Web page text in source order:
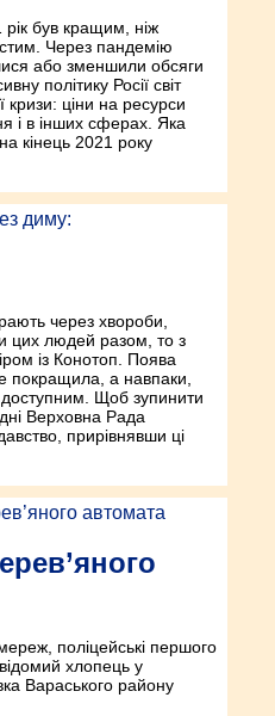
рік був кращим, ніж
Через пандемію
або зменшили обсяги
політику Росії світ
кризи: ціни на ресурси
і в інших сферах. Яка
кінець 2021 року
через хвороби,
цих людей разом, то з
із Конотоп. Поява
покращила, а навпаки,
Щоб зупинити
Верховна Рада
прирівнявши ці
поліцейські першого
хлопець у
Вараського району